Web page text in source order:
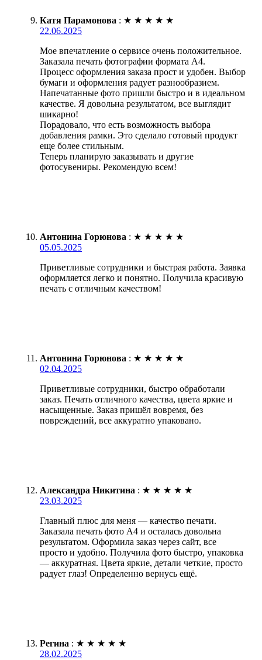
Катя Парамонова : ★ ★ ★ ★ ★
22.06.2025
Мое впечатление о сервисе очень положительное.
Заказала печать фотографии формата А4.
Процесс оформления заказа прост и удобен. Выбор
бумаги и оформления радует разнообразием.
Напечатанные фото пришли быстро и в идеальном
качестве. Я довольна результатом, все выглядит
шикарно!
Порадовало, что есть возможность выбора
добавления рамки. Это сделало готовый продукт
еще более стильным.
Теперь планирую заказывать и другие
фотосувениры. Рекомендую всем!
Антонина Горюнова : ★ ★ ★ ★ ★
05.05.2025
Приветливые сотрудники и быстрая работа. Заявка
оформляется легко и понятно. Получила красивую
печать с отличным качеством!
Антонина Горюнова : ★ ★ ★ ★ ★
02.04.2025
Приветливые сотрудники, быстро обработали
заказ. Печать отличного качества, цвета яркие и
насыщенные. Заказ пришёл вовремя, без
повреждений, все аккуратно упаковано.
Александра Никитина : ★ ★ ★ ★ ★
23.03.2025
Главный плюс для меня — качество печати.
Заказала печать фото А4 и осталась довольна
результатом. Оформила заказ через сайт, все
просто и удобно. Получила фото быстро, упаковка
— аккуратная. Цвета яркие, детали четкие, просто
радует глаз! Определенно вернусь ещё.
Регина : ★ ★ ★ ★ ★
28.02.2025